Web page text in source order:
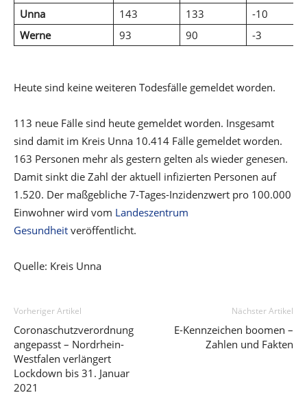
Unna
143 133
-10
Werne
93 90 -3
Heute sind keine weiteren Todesfälle gemeldet worden.
113 neue Fälle sind heute gemeldet worden. Insgesamt
sind damit im Kreis Unna 10.414 Fälle gemeldet worden.
163 Personen mehr als gestern gelten als wieder genesen.
Damit sinkt die Zahl der aktuell infizierten Personen auf
1.520. Der maßgebliche 7-Tages-Inzidenzwert pro 100.000
Einwohner wird vom Landeszentrum
Gesundheit veröffentlicht.
Quelle: Kreis Unna
Vorheriger Artikel
Coronaschutzverordnung
angepasst – Nordrhein-
Westfalen verlängert
Lockdown bis 31. Januar
2021
Nächster Artikel
E-Kennzeichen boomen –
Zahlen und Fakten